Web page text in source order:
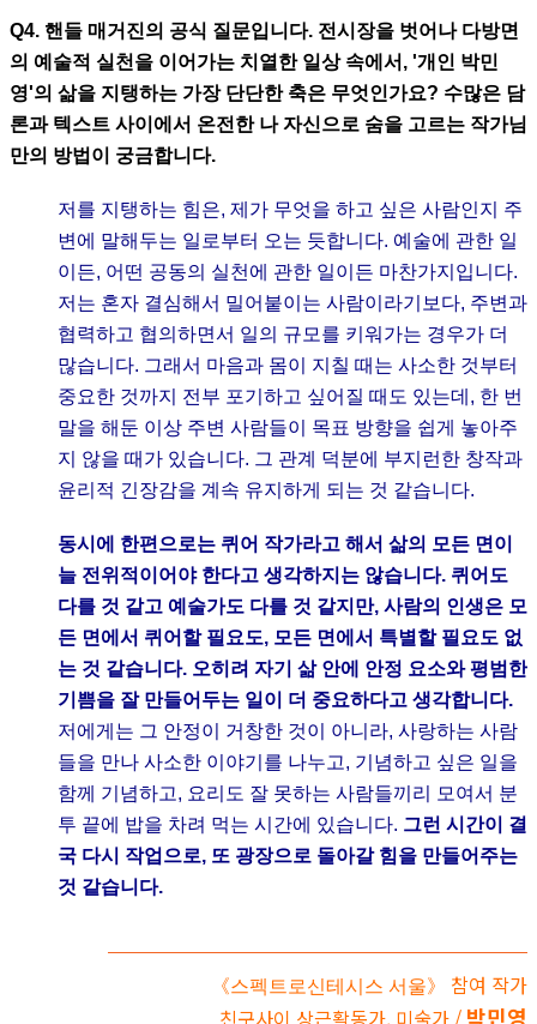
Q4. 핸들 매거진의 공식 질문입니다. 전시장을 벗어나 다방면
의 예술적 실천을 이어가는 치열한 일상 속에서, '개인 박민
영'의 삶을 지탱하는 가장 단단한 축은 무엇인가요? 수많은 담
론과 텍스트 사이에서 온전한 나 자신으로 숨을 고르는 작가님
만의 방법이 궁금합니다.
저를 지탱하는 힘은, 제가 무엇을 하고 싶은 사람인지 주
변에 말해두는 일로부터 오는 듯합니다. 예술에 관한 일
이든, 어떤 공동의 실천에 관한 일이든 마찬가지입니다.
저는 혼자 결심해서 밀어붙이는 사람이라기보다, 주변과
협력하고 협의하면서 일의 규모를 키워가는 경우가 더
많습니다. 그래서 마음과 몸이 지칠 때는 사소한 것부터
중요한 것까지 전부 포기하고 싶어질 때도 있는데, 한 번
말을 해둔 이상 주변 사람들이 목표 방향을 쉽게 놓아주
지 않을 때가 있습니다. 그 관계 덕분에 부지런한 창작과
윤리적 긴장감을 계속 유지하게 되는 것 같습니다.
동시에 한편으로는 퀴어 작가라고 해서 삶의 모든 면이
늘 전위적이어야 한다고 생각하지는 않습니다. 퀴어도
다를 것 같고 예술가도 다를 것 같지만, 사람의 인생은 모
든 면에서 퀴어할 필요도, 모든 면에서 특별할 필요도 없
는 것 같습니다. 오히려 자기 삶 안에 안정 요소와 평범한
기쁨을 잘 만들어두는 일이 더 중요하다고 생각합니다.
저에게는 그 안정이 거창한 것이 아니라, 사랑하는 사람
들을 만나 사소한 이야기를 나누고, 기념하고 싶은 일을
함께 기념하고, 요리도 잘 못하는 사람들끼리 모여서 분
투 끝에 밥을 차려 먹는 시간에 있습니다. 그런 시간이 결
국 다시 작업으로, 또 광장으로 돌아갈 힘을 만들어주는
것 같습니다.
《스펙트로신테시스 서울》 참여 작가
박민영